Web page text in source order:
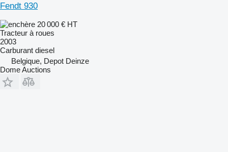
Fendt 930
20 000 € HT
Tracteur à roues
2003
Carburant diesel
Belgique, Depot Deinze
Dome Auctions